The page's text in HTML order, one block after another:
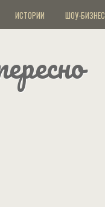
ИСТОРИИ ШОУ-БИЗНЕС